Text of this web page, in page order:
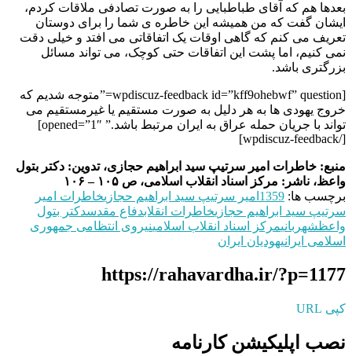
بعدها هم که آقای طباطبایی را به صورت تصادفی ملاقات کردم،
ایشان گفت که من همیشه این خاطره ی شما را برای دوستان
تعریف می کنم که گاهی اوقات یک اتفاقاتی می افتد و خیلی دقت
نمی کنیم، اما پشت این اتفاقات حتی کوچک، می تواند مسائل
بزرگتری باشد.
[wpdiscuz-feedback id=”kff9ohebwf” question=”متوجه شدیم که
خروج یهودی ها به هر دلیل به صورت مستقیم یا غیرمستقیم می
تواند با جریان حمله عراق به ایران مرتبط باشد.” opened=”1″]
[/wpdiscuz-feedback]
منبع: خاطرات امیر سرتیپ سید ابراهیم حجازی، تدوین: دکتر بتول
واعظ، ناشر: مرکز اسناد انقلاب اسلامی، ص ۱۰۵ – ۱۰۶
برچسب ها: 1359 امیر سرتیپ سید ابراهیم حجازیخاطرات امیر
سرتیپ سید ابراهیم حجازیخاطرات انقلابدفاع مقدسدکتر بتول
واعظشهربانیمرکز اسناد انقلاب اسلامینیروی انتظامی جمهوری
اسلامی ایرانیهودیان ایران
https://rahavardha.ir/?p=1177
کپی URL
نصب اپلیکیشن کارنامه